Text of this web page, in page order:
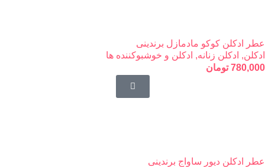
عطر ادکلن کوکو مادمازل برندینی
ادکلن, ادکلن زنانه, ادکلن و خوشبوکننده ها
780,000 تومان
عطر ادکلن دیور ساواج برندینی